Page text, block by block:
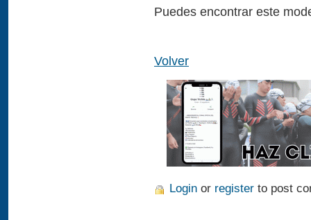
Puedes encontrar este
Volver
Login or register to post